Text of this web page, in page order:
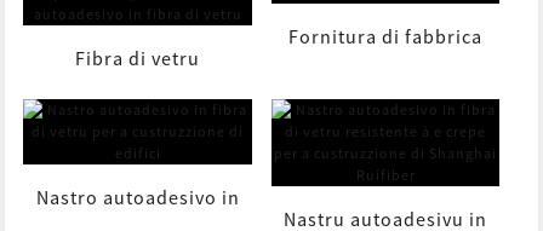
alcalini con una buona
Fibra di vetru
impermeabile in
calcestruzzo rinforzatu
Fornitura di fabbrica
resistente à l'alcalini 9 ×
9 / inch ...
Nastro autoadesivo in
Nastru autoadesivu in